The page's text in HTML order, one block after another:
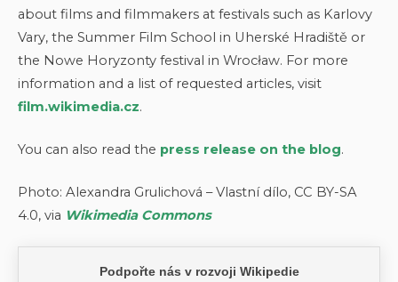
about films and filmmakers at festivals such as Karlovy
Vary, the Summer Film School in Uherské Hradiště or
the Nowe Horyzonty festival in Wrocław. For more
information and a list of requested articles, visit
film.wikimedia.cz.
You can also read the press release on the blog.
Photo: Alexandra Grulichová – Vlastní dílo, CC BY-SA
4.0, via Wikimedia Commons